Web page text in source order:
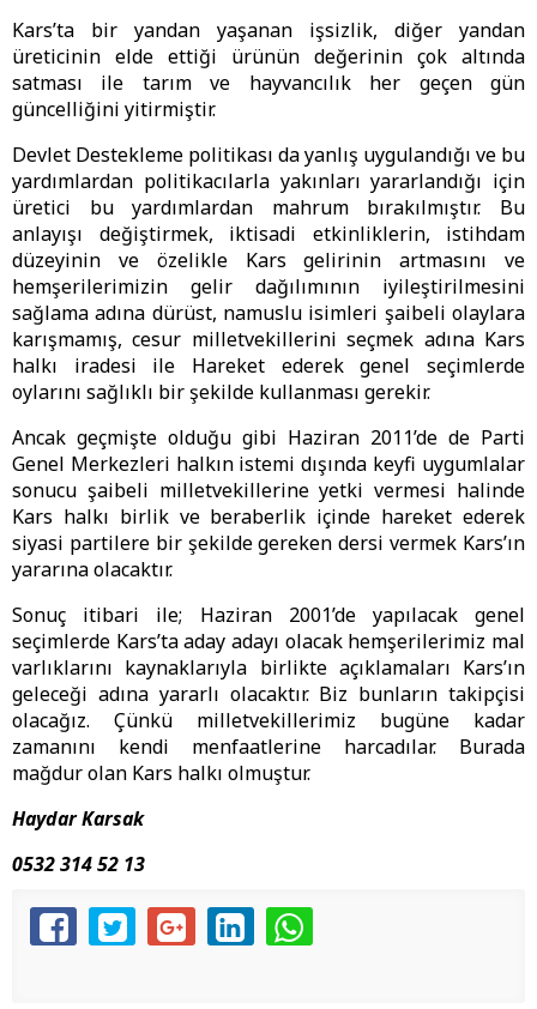
Kars’ta bir yandan yaşanan işsizlik, diğer yandan
üreticinin elde ettiği ürünün değerinin çok altında
satması ile tarım ve hayvancılık her geçen gün
güncelliğini yitirmiştir.
Devlet Destekleme politikası da yanlış uygulandığı ve bu
yardımlardan politikacılarla yakınları yararlandığı için
üretici bu yardımlardan mahrum bırakılmıştır. Bu
anlayışı değiştirmek, iktisadi etkinliklerin, istihdam
düzeyinin ve özelikle Kars gelirinin artmasını ve
hemşerilerimizin gelir dağılımının iyileştirilmesini
sağlama adına dürüst, namuslu isimleri şaibeli olaylara
karışmamış, cesur milletvekillerini seçmek adına Kars
halkı iradesi ile Hareket ederek genel seçimlerde
oylarını sağlıklı bir şekilde kullanması gerekir.
Ancak geçmişte olduğu gibi Haziran 2011’de de Parti
Genel Merkezleri halkın istemi dışında keyfi uygumlalar
sonucu şaibeli milletvekillerine yetki vermesi halinde
Kars halkı birlik ve beraberlik içinde hareket ederek
siyasi partilere bir şekilde gereken dersi vermek Kars’ın
yararına olacaktır.
Sonuç itibari ile; Haziran 2001’de yapılacak genel
seçimlerde Kars’ta aday adayı olacak hemşerilerimiz mal
varlıklarını kaynaklarıyla birlikte açıklamaları Kars’ın
geleceği adına yararlı olacaktır. Biz bunların takipçisi
olacağız. Çünkü milletvekillerimiz bugüne kadar
zamanını kendi menfaatlerine harcadılar. Burada
mağdur olan Kars halkı olmuştur.
Haydar Karsak
0532 314 52 13